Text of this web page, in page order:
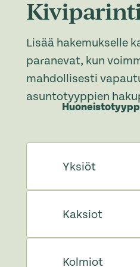
Lisää hakemukselle
paranevat, kun
mahdollisesti
asuntotyyppien
Yksiöt
Kaksiot
Kolmiot